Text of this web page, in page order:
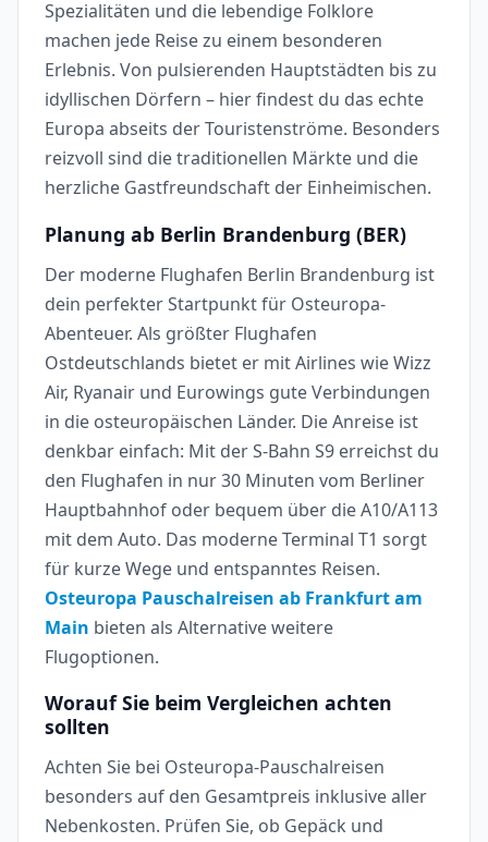
Spezialitäten und die lebendige Folklore
machen jede Reise zu einem besonderen
Erlebnis. Von pulsierenden Hauptstädten bis zu
idyllischen Dörfern – hier findest du das echte
Europa abseits der Touristenströme. Besonders
reizvoll sind die traditionellen Märkte und die
herzliche Gastfreundschaft der Einheimischen.
Planung ab Berlin Brandenburg (BER)
Der moderne Flughafen Berlin Brandenburg ist
dein perfekter Startpunkt für Osteuropa-
Abenteuer. Als größter Flughafen
Ostdeutschlands bietet er mit Airlines wie Wizz
Air, Ryanair und Eurowings gute Verbindungen
in die osteuropäischen Länder. Die Anreise ist
denkbar einfach: Mit der S-Bahn S9 erreichst du
den Flughafen in nur 30 Minuten vom Berliner
Hauptbahnhof oder bequem über die A10/A113
mit dem Auto. Das moderne Terminal T1 sorgt
für kurze Wege und entspanntes Reisen.
Osteuropa Pauschalreisen ab Frankfurt am
Main bieten als Alternative weitere
Flugoptionen.
Worauf Sie beim Vergleichen achten
sollten
Achten Sie bei Osteuropa-Pauschalreisen
besonders auf den Gesamtpreis inklusive aller
Nebenkosten. Prüfen Sie, ob Gepäck und